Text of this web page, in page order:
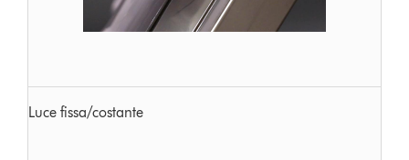
Luce fissa/costante